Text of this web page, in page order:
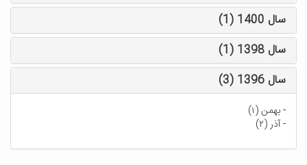
سال 1400 (1)
سال 1398 (1)
سال 1396 (3)
-بهمن (۱)
-آذر (۲)